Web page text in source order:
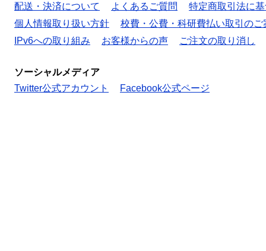
配送・決済について
よくあるご質問
特定商取引法に
個人情報取り扱い方針
校費・公費・科研費払い取引のご
IPv6への取り組み
お客様からの声 ご注文の取り消し
ソーシャルメディア
Twitter公式アカウント
Facebook公式ページ